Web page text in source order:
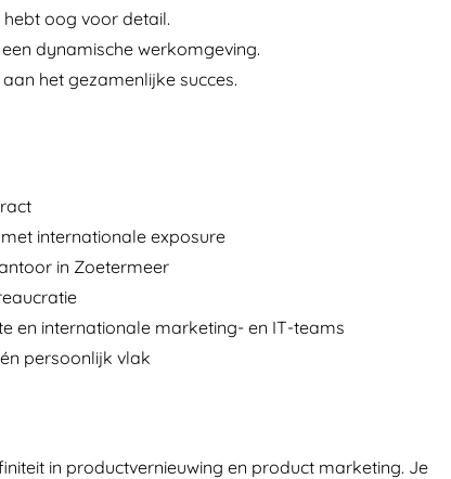
oog voor detail.
dynamische werkomgeving.
het gezamenlijke succes.
internationale exposure
in Zoetermeer
en internationale marketing- en IT-teams
persoonlijk vlak
in productvernieuwing en product marketing. Je